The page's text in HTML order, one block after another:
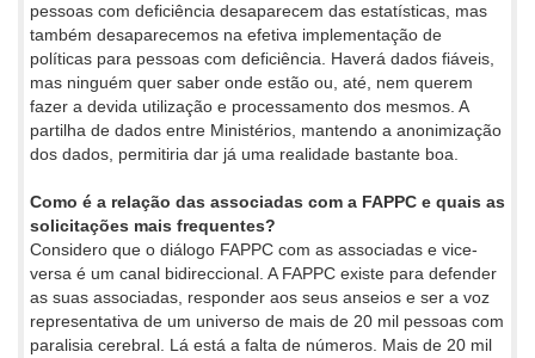
pessoas com deficiência desaparecem das estatísticas, mas
também desaparecemos na efetiva implementação de
políticas para pessoas com deficiência. Haverá dados fiáveis,
mas ninguém quer saber onde estão ou, até, nem querem
fazer a devida utilização e processamento dos mesmos. A
partilha de dados entre Ministérios, mantendo a anonimização
dos dados, permitiria dar já uma realidade bastante boa.
Como é a relação das associadas com a FAPPC e quais as
solicitações mais frequentes?
Considero que o diálogo FAPPC com as associadas e vice-
versa é um canal bidireccional. A FAPPC existe para defender
as suas associadas, responder aos seus anseios e ser a voz
representativa de um universo de mais de 20 mil pessoas com
paralisia cerebral. Lá está a falta de números. Mais de 20 mil